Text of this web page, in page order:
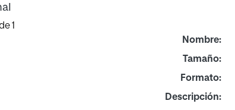
1
Nombre:
Tamaño:
Formato:
Descripción: